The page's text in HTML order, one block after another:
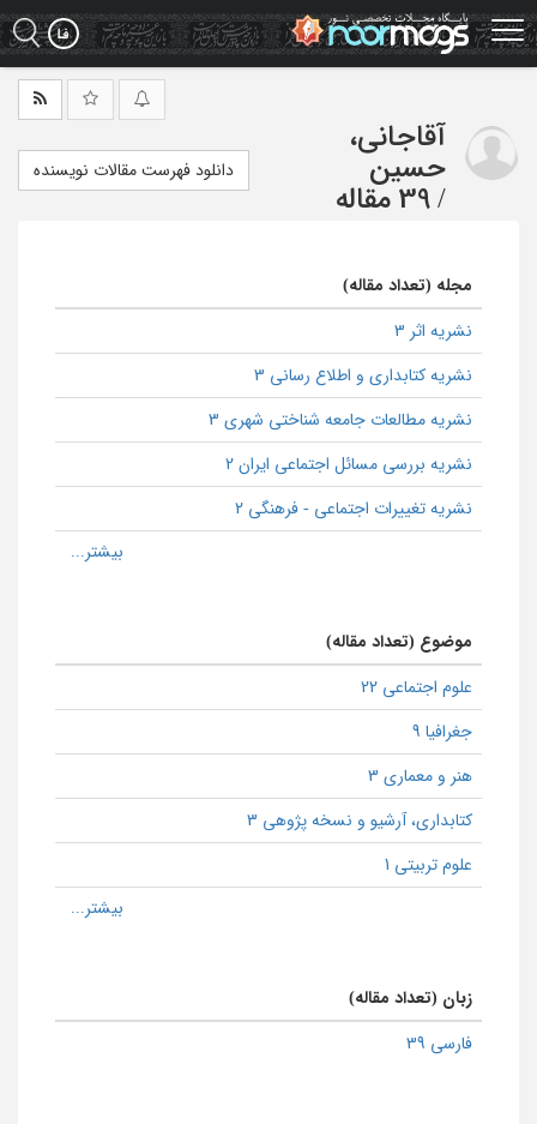
Skip
to
main
آقاجانی،
حسین
/ 39 مقاله
دانلود فهرست مقالات نویسنده
مجله (تعداد مقاله)
نشریه اثر 3
نشریه کتابداری و اطلاع رسانی 3
نشریه مطالعات جامعه شناختی شهری 3
نشریه بررسی مسائل اجتماعی ایران 2
نشریه تغییرات اجتماعی - فرهنگی 2
موضوع (تعداد مقاله)
علوم اجتماعی 22
جغرافیا 9
هنر و معماری 3
كتابداری، آرشیو و نسخه پژوهی 3
علوم تربیتی 1
زبان (تعداد مقاله)
فارسی 39